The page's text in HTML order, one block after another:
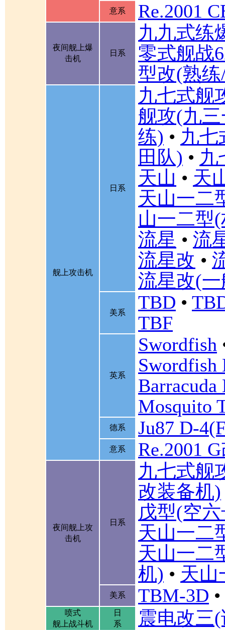
意系
Re.2001
夜间舰上爆
击机
日系
九九式练
零式舰战
型改(熟
舰上攻击机
日系
九七式舰
舰攻(九
练) • 九七
田队) • 九
天山 • 天
天山一二
山一二型
流星 • 流
流星改 •
流星改(
美系 TBD •
TBF
英系
Swordfish
Mosquito
德系 Ju87 D-
意系 Re.2001
夜间舰上攻
击机
日系
九七式舰
改装备机)
戊型(空
天山一二
天山一二
机) • 天山
美系 TBM-3D •
喷式
舰上战斗机
日
系
震电改三